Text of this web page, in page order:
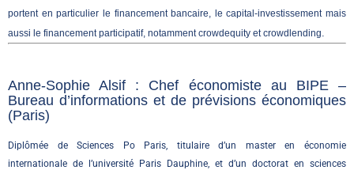
portent en particulier le financement bancaire, le capital-investissement mais
aussi le financement participatif, notamment crowdequity et crowdlending
Anne-Sophie Alsif : Chef économiste au BIPE –
Bureau d’informations et de prévisions économiques
(Paris)
Diplômée de Sciences Po Paris, titulaire d’un master en économie
internationale de l’université Paris Dauphine, et d’un doctorat en sciences